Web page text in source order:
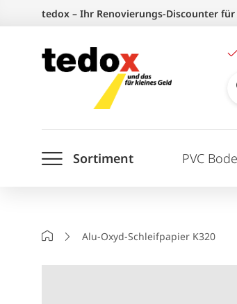
springen
tedox – Ihr Renovierungs-Discounter
Sortiment PVC
StartseiteAlu-Oxyd-Schleifpapier K320